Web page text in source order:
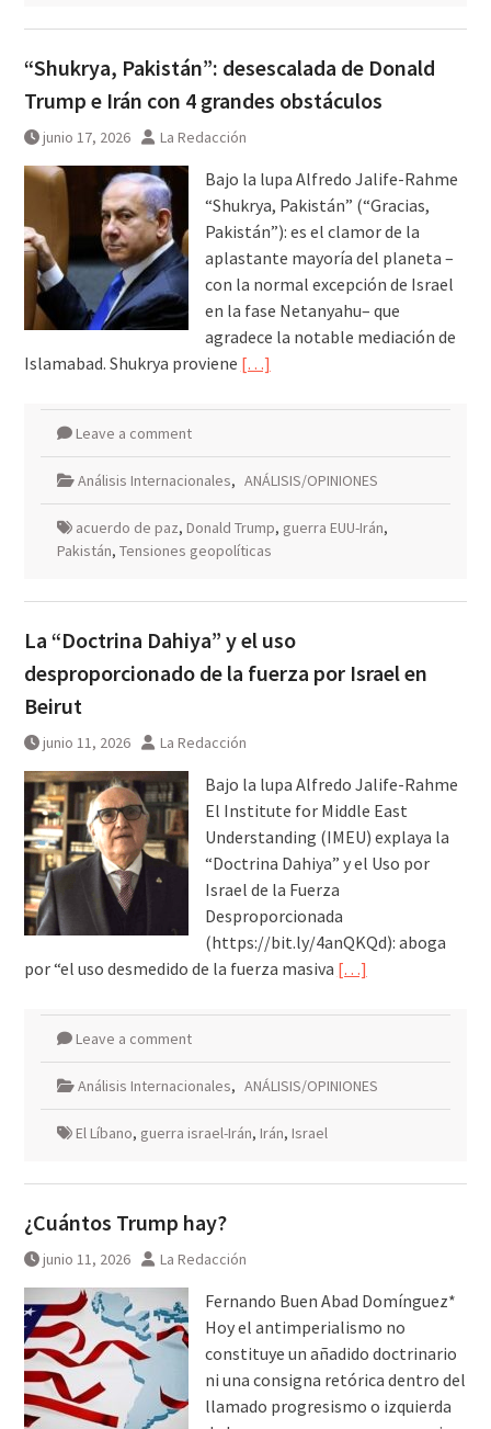
“Shukrya, Pakistán”: desescalada de Donald
Trump e Irán con 4 grandes obstáculos
junio 17, 2026 La Redacción
Bajo la lupa Alfredo Jalife-Rahme
“Shukrya, Pakistán” (“Gracias,
Pakistán”): es el clamor de la
aplastante mayoría del planeta –
con la normal excepción de Israel
en la fase Netanyahu– que
agradece la notable mediación de
Islamabad. Shukrya proviene […]
Leave a comment
Análisis Internacionales, ANÁLISIS/OPINIONES
acuerdo de paz, Donald Trump, guerra EUU-Irán,
Pakistán, Tensiones geopolíticas
La “Doctrina Dahiya” y el uso
desproporcionado de la fuerza por Israel en
Beirut
junio 11, 2026 La Redacción
Bajo la lupa Alfredo Jalife-Rahme
El Institute for Middle East
Understanding (IMEU) explaya la
“Doctrina Dahiya” y el Uso por
Israel de la Fuerza
Desproporcionada
(https://bit.ly/4anQKQd): aboga
por “el uso desmedido de la fuerza masiva […]
Leave a comment
Análisis Internacionales, ANÁLISIS/OPINIONES
El Líbano, guerra israel-Irán, Irán, Israel
¿Cuántos Trump hay?
junio 11, 2026 La Redacción
Fernando Buen Abad Domínguez*
Hoy el antimperialismo no
constituye un añadido doctrinario
ni una consigna retórica dentro del
llamado progresismo o izquierda